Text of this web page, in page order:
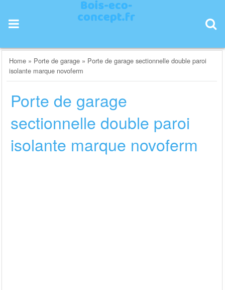
content
Home » Porte de garage » Porte de garage sectionnelle double paroi
isolante marque novoferm
Porte de garage
sectionnelle double paroi
isolante marque novoferm